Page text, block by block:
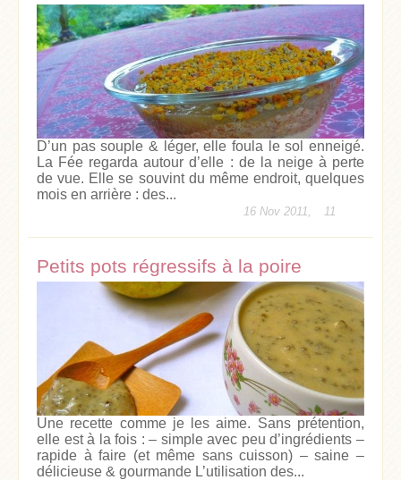
D’un pas souple & léger, elle foula le sol enneigé.
La Fée regarda autour d’elle : de la neige à perte
de vue. Elle se souvint du même endroit, quelques
mois en arrière : des...
16 Nov 2011, 11
Petits pots régressifs à la poire
Une recette comme je les aime. Sans prétention,
elle est à la fois : – simple avec peu d’ingrédients –
rapide à faire (et même sans cuisson) – saine –
délicieuse & gourmande L’utilisation des...